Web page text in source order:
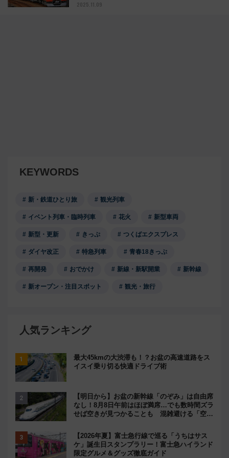
2025.11.09
KEYWORDS
新・鉄道ひとり旅 観光列車
イベント列車・臨時列車 花火 新型車両
新型・更新 きっぷ つくばエクスプレス
ダイヤ改正 特急列車 青春18きっぷ
再開発 おでかけ 新線・新駅開業 新幹線
新オープン・注目スポット 観光・旅行
人気ランキング
最大45kmの大渋滞も！？お盆の高速道路をス
イスイ乗り切る快適ドライブ術
【明日から】お盆の新幹線「のぞみ」は自由席
なし！8月8日午前はほぼ満席…でも数時間ズラ
せば空きが見つかることも 混雑避ける「空
【2026年夏】富士急行線で巡る「うちはサス
ケ」誕生日スタンプラリー！富士急ハイランド
限定グルメ＆グッズ徹底ガイド